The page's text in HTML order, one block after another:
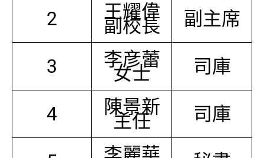
2 王耀偉
副校長 副主席
3 李彦蕾
女士 司庫
4 陳景新
主任 司庫